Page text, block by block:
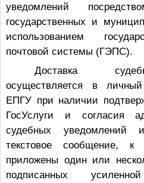
уведомлений
государственных и
использованием
почтовой системы (ГЭПС).
Доставка
осуществляется в личный
ЕПГУ при наличии
ГосУслуги и согласия
судебных уведомлений
текстовое сообщение,
приложены один или
подписанных